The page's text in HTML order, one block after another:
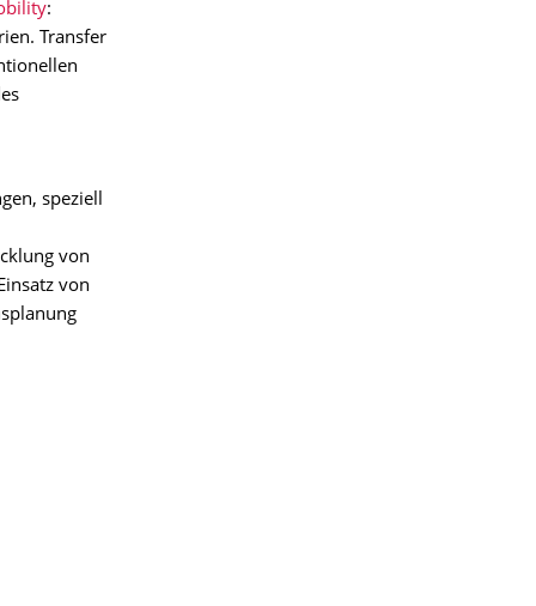
:
Transfer
speziell
von
von